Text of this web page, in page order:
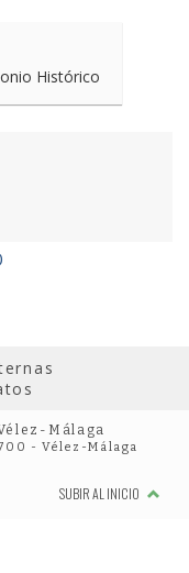
Histórico
Málaga
- Vélez-Málaga
SUBIR AL INICIO